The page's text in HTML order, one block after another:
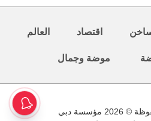
اقتصاد العالم
موضة وجمال
مؤسسة دبي